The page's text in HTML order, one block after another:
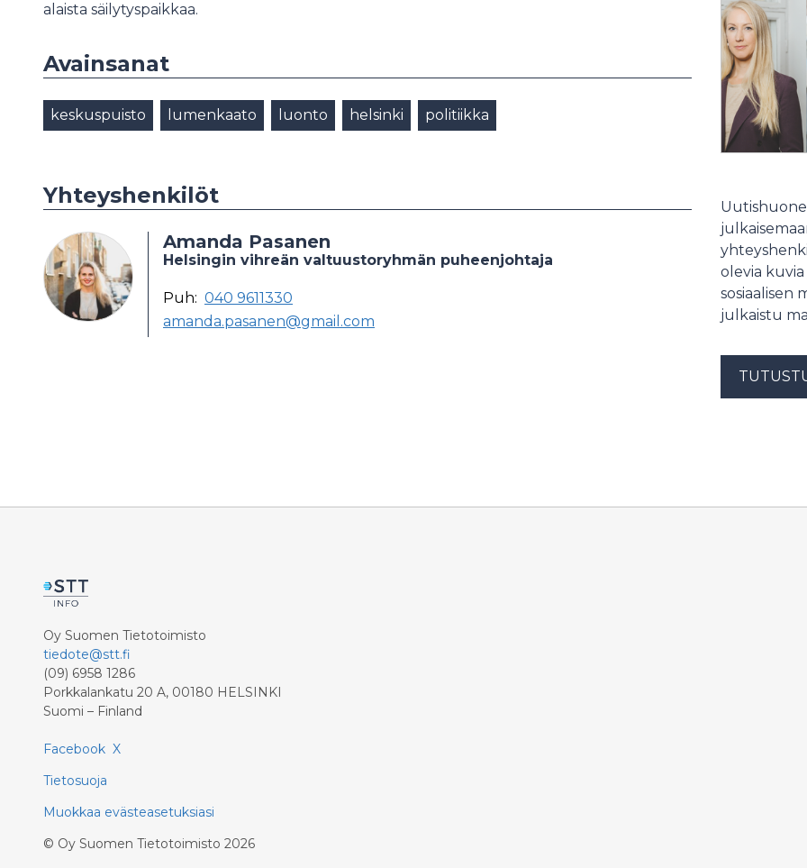
alaista säilytyspaikkaa.
Avainsanat
keskuspuisto lumenkaato luonto helsinki politiikka
Yhteyshenkilöt
Amanda Pasanen
Helsingin vihreän valtuustoryhmän puheenjohtaja
Puh: 040 9611330
amanda.pasanen@gmail.com
olevia
sosiaalisen
julkaistu
Oy Suomen Tietotoimisto
tiedote@stt.fi
(09) 6958 1286
Porkkalankatu 20 A, 00180 HELSINKI
Suomi – Finland
Facebook X
Tietosuoja
Muokkaa evästeasetuksiasi
© Oy Suomen Tietotoimisto 2026